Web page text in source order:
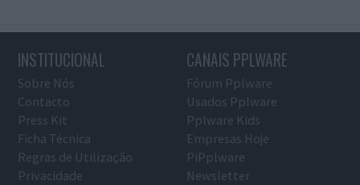
INSTITUCIONAL
Sobre Nós
Contacto
Press Kit
Ficha Técnica
Regras de Utilização
Privacidade
CANAIS PPLWARE
Fórum Pplware
Usados Pplware
Pplware Kids
Empresas Hoje
PiPplware
Newsletter